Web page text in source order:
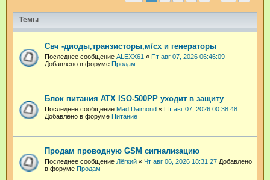
Темы
Свч -диоды,транзисторы,м/сх и генераторы
Последнее сообщение ALEXX61 « Пт авг 07, 2026 06:46:09
Добавлено в форуме Продам
Блок питания ATX ISO-500PP уходит в защиту
Последнее сообщение Mad Daimond « Пт авг 07, 2026 00:38:48
Добавлено в форуме Питание
Продам проводную GSM сигнализацию
Последнее сообщение Лёгкий « Чт авг 06, 2026 18:31:27 Добавлено
в форуме Продам